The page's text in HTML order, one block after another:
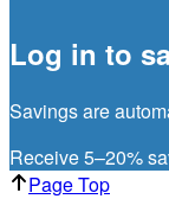
Log in to
Savings are
Receive 5–20%
Page Top